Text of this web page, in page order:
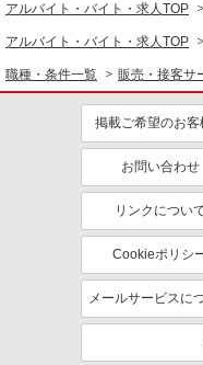
アルバイト・バイト・求人TOP
アルバイト・バイト・求人TOP
職種・条件一覧 販売・接客サ
掲載ご希望のお客
お問い合わせ
リンクについ
Cookieポリシ
メールサービスに